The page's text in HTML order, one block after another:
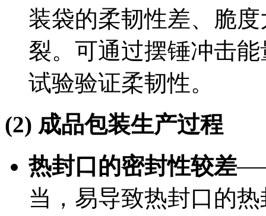
装袋的柔韧性差、脆
裂。可通过摆锤冲击
试验验证柔韧性。
(2) 成品包装生产过程
热封口的密封性较差
当，易导致热封口的